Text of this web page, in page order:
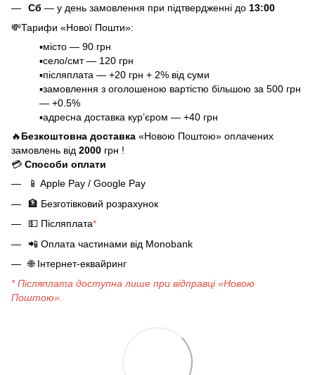
Сб — у день замовлення при підтвердженні до 13:00
💸Тарифи «Нової Пошти»:
▪️місто — 90 грн
▪️село/смт — 120 грн
▪️післяплата — +20 грн + 2% від суми
▪️замовлення з оголошеною вартістю більшою за 500 грн
— +0.5%
▪️адресна доставка кур’єром — +40 грн
🔥Безкоштовна доставка «Новою Поштою» оплачених
замовлень від 2000 грн !
💳 Способи оплати
📱 Apple Pay / Google Pay
🏦 Безготівковий розрахунок
💵 Післяплата*
📲 Оплата частинами від Monobank
🌐Інтернет-еквайринг
* Післяплата доступна лише при відправці «Новою
Поштою».